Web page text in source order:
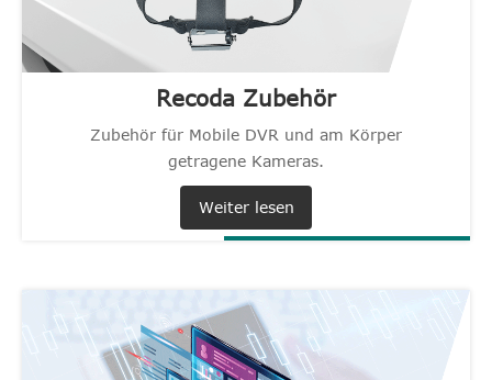
Recoda Zubehör
Zubehör für Mobile DVR und am Körper
getragene Kameras.
Weiter lesen